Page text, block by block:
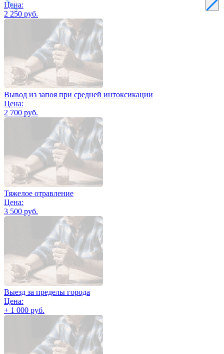
Цена:
2 250 руб.
Вывод из запоя при средней интоксикации
Цена:
2 700 руб.
Тяжелое отравление
Цена:
3 500 руб.
Выезд за пределы города
Цена:
+ 1 000 руб.